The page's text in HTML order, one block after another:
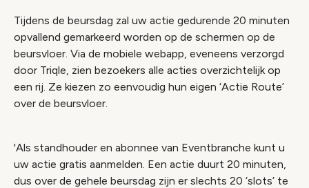
Tijdens de beursdag zal uw actie gedurende 20 minuten
opvallend gemarkeerd worden op de schermen op de
beursvloer. Via de mobiele webapp, eveneens verzorgd
door Triqle, zien bezoekers alle acties overzichtelijk op
een rij. Ze kiezen zo eenvoudig hun eigen ‘Actie Route’
over de beursvloer.
'Als standhouder en abonnee van Eventbranche kunt u
uw actie gratis aanmelden. Een actie duurt 20 minuten,
dus over de gehele beursdag zijn er slechts 20 ‘slots’ te